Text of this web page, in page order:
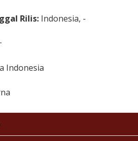
Rilis: Indonesia, -
Indonesia
/ Rilis